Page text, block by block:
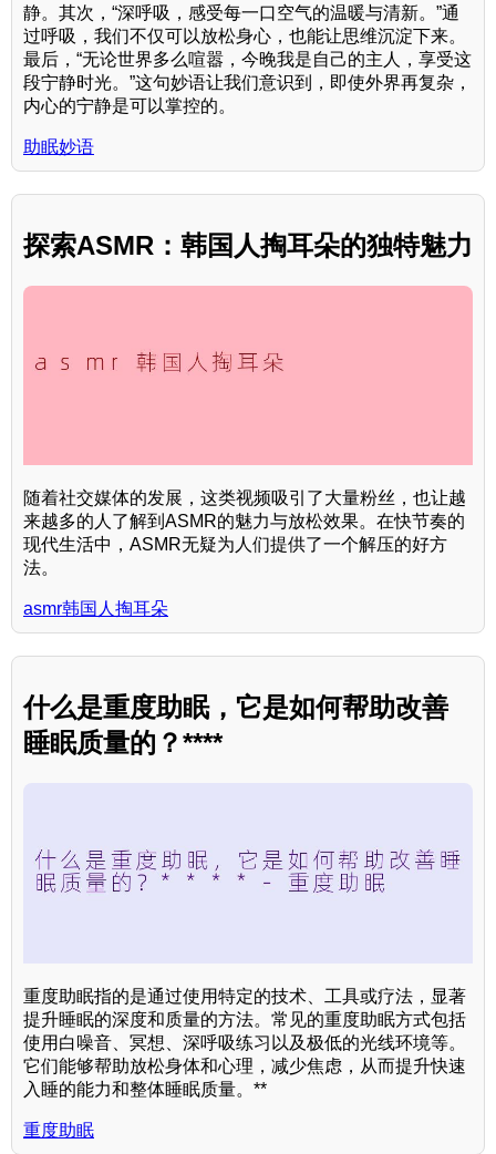
静。其次，“深呼吸，感受每一口空气的温暖与清新。”通
过呼吸，我们不仅可以放松身心，也能让思维沉淀下来。
最后，“无论世界多么喧嚣，今晚我是自己的主人，享受这
段宁静时光。”这句妙语让我们意识到，即使外界再复杂，
内心的宁静是可以掌控的。
助眠妙语
探索ASMR：韩国人掏耳朵的独特魅力
随着社交媒体的发展，这类视频吸引了大量粉丝，也让越
来越多的人了解到ASMR的魅力与放松效果。在快节奏的
现代生活中，ASMR无疑为人们提供了一个解压的好方
法。
asmr韩国人掏耳朵
什么是重度助眠，它是如何帮助改善
睡眠质量的？****
重度助眠指的是通过使用特定的技术、工具或疗法，显著
提升睡眠的深度和质量的方法。常见的重度助眠方式包括
使用白噪音、冥想、深呼吸练习以及极低的光线环境等。
它们能够帮助放松身体和心理，减少焦虑，从而提升快速
入睡的能力和整体睡眠质量。**
重度助眠